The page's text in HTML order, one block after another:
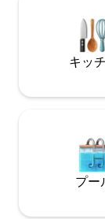
キッ
プー